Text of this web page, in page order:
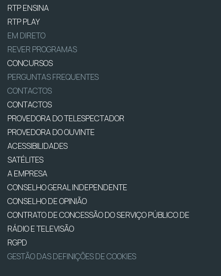
RTP ENSINA
RTP PLAY
EM DIRETO
REVER PROGRAMAS
CONCURSOS
PERGUNTAS FREQUENTES
CONTACTOS
CONTACTOS
PROVEDORA DO TELESPECTADOR
PROVEDORA DO OUVINTE
ACESSIBILIDADES
SATÉLITES
A EMPRESA
CONSELHO GERAL INDEPENDENTE
CONSELHO DE OPINIÃO
CONTRATO DE CONCESSÃO DO SERVIÇO PÚBLICO DE
RÁDIO E TELEVISÃO
RGPD
GESTÃO DAS DEFINIÇÕES DE COOKIES